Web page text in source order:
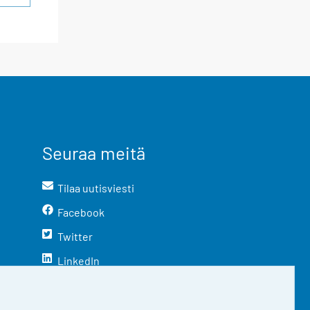
Seuraa meitä
Tilaa uutisviesti
Facebook
Twitter
LinkedIn